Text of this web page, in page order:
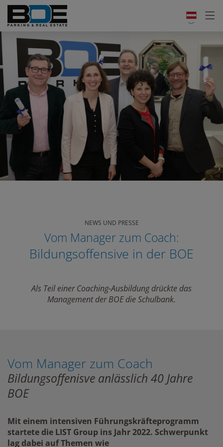
NEWS UND PRESSE
Vom Manager zum Coach:
Bildungsoffensive in der BOE
Als Teil einer Coaching-Ausbildung drückte das
Management der BOE die Schulbank.
Vom Manager zum Coach
Bildungsoffenisve anlässlich 40 Jahre
BOE
Mit einem intensiven Führungskräfteprogramm
startete die LIST Group ins Jahr 2022. Schwerpunkt
lag dabei auf Themen wie